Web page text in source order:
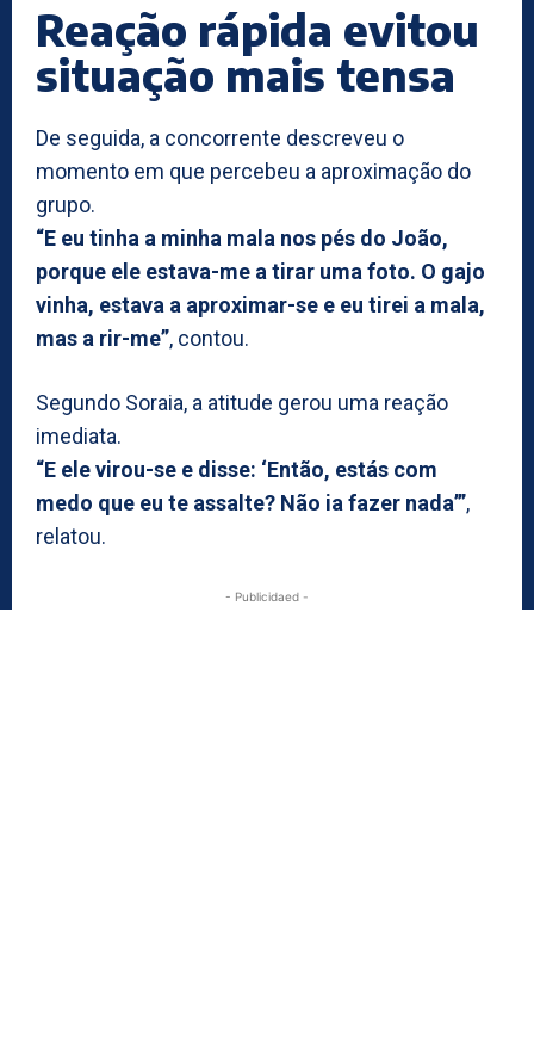
Reação rápida evitou
situação mais tensa
De seguida, a concorrente descreveu o
momento em que percebeu a aproximação do
grupo.
“E eu tinha a minha mala nos pés do João,
porque ele estava-me a tirar uma foto. O gajo
vinha, estava a aproximar-se e eu tirei a mala,
mas a rir-me”, contou.
Segundo Soraia, a atitude gerou uma reação
imediata.
“E ele virou-se e disse: ‘Então, estás com
medo que eu te assalte? Não ia fazer nada’”,
relatou.
- Publicidaed -